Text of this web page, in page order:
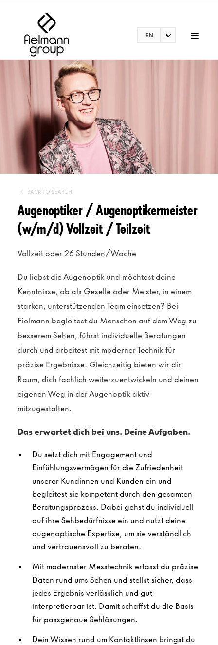
EN
BACK TO SEARCH
Augenoptiker / Augenoptikermeister
(w/m/d) Vollzeit / Teilzeit
Vollzeit oder 26 Stunden/Woche
Du liebst die Augenoptik und möchtest deine
Kenntnisse, ob als Geselle oder Meister, in einem
starken, unterstützenden Team einsetzen? Bei
Fielmann begleitest du Menschen auf dem Weg zu
besserem Sehen, führst individuelle Beratungen
durch und arbeitest mit moderner Technik für
präzise Ergebnisse. Gleichzeitig bieten wir dir
Raum, dich fachlich weiterzuentwickeln und deinen
eigenen Weg in der Augenoptik aktiv
mitzugestalten.
Das erwartet dich bei uns. Deine Aufgaben.
Du setzt dich mit Engagement und
Einfühlungsvermögen für die Zufriedenheit
unserer Kundinnen und Kunden ein und
begleitest sie kompetent durch den gesamten
Beratungsprozess. Dabei gehst du individuell
auf ihre Sehbedürfnisse ein und nutzt deine
augenoptische Expertise, um sie verständlich
und vertrauensvoll zu beraten.
Mit modernster Messtechnik erfasst du präzise
Daten rund ums Sehen und stellst sicher, dass
jedes Ergebnis verlässlich und gut
interpretierbar ist. Damit schaffst du die Basis
für passgenaue Sehlösungen.
Dein Wissen rund um Kontaktlinsen bringst du